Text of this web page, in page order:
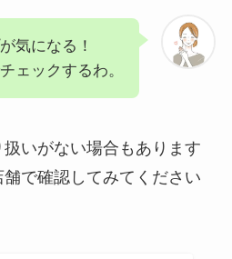
気になる！
ェックするわ。
いがない場合もあります
で確認してみてください